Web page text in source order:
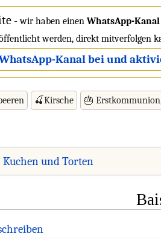
-wir haben einen WhatsApp-Kanal
werden, direkt mitverfolgen
Kanal bei und
🍒Kirsche 🎂
Kuchen und Torten